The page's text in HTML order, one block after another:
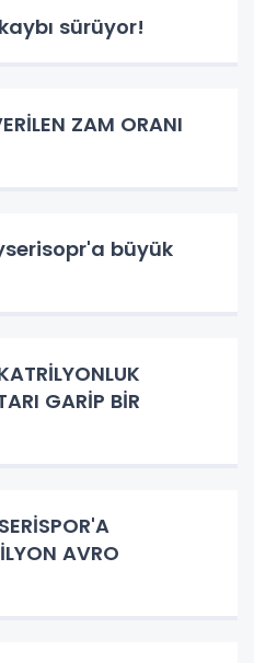
sürüyor!
ZAM ORANI
büyük
GARİP BİR
AVRO